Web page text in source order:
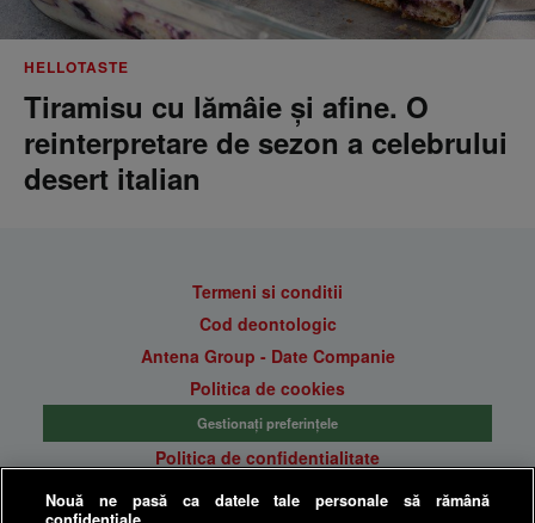
HELLOTASTE
Tiramisu cu lămâie și afine. O
reinterpretare de sezon a celebrului
desert italian
Termeni si conditii
Cod deontologic
Antena Group - Date Companie
Politica de cookies
Gestionați preferințele
Politica de confidentialitate
Anunturi gratuite pe Lajumate.ro
Nouă ne pasă ca datele tale personale să rămână